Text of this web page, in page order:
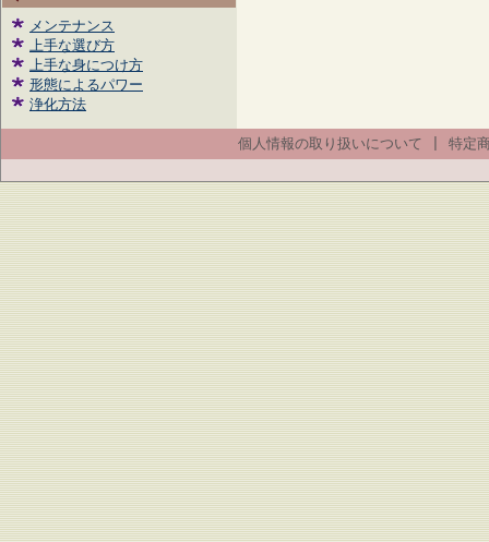
メンテナンス
上手な選び方
上手な身につけ方
形態によるパワー
浄化方法
個人情報の取り扱いについて 特定